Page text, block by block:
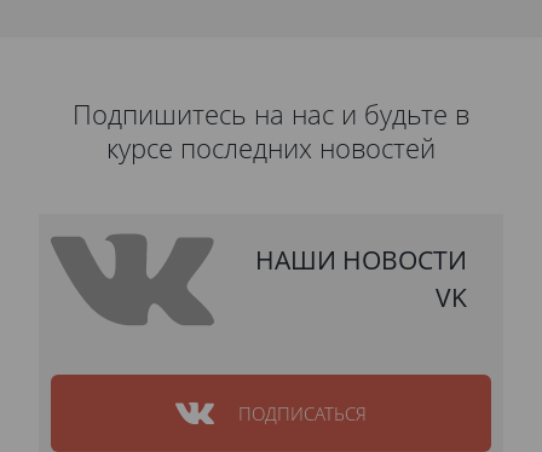
Подпишитесь на нас и будьте в
курсе последних новостей
НАШИ НОВОСТИ
VK
ПОДПИСАТЬСЯ